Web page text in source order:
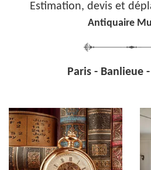
Estimation, devis et
Antiquaire
Paris - Banlieue